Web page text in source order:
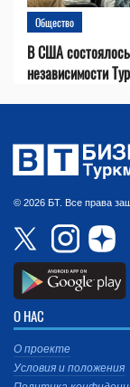
Общество
В США
независимости
© 2026 БТ. Все права
О НАС
О проекте
Условия и положения